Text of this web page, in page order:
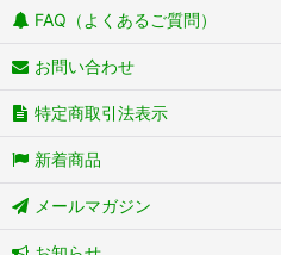
FAQ（よくあるご質問）
お問い合わせ
特定商取引法表示
新着商品
メールマガジン